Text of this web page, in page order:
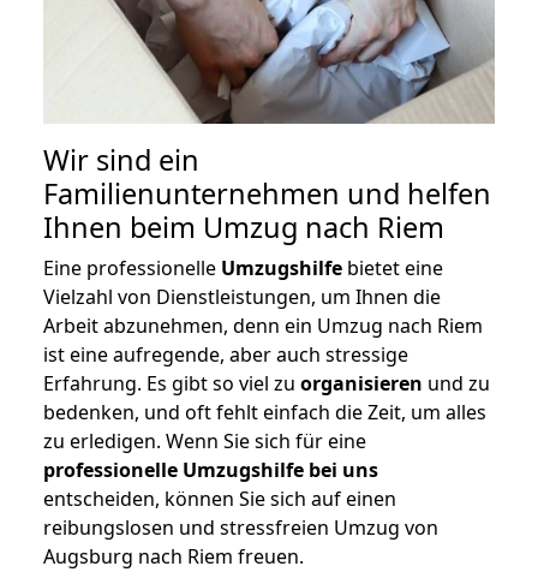
Wir sind ein
Familienunternehmen und helfen
Ihnen beim Umzug nach Riem
Eine professionelle Umzugshilfe bietet eine
Vielzahl von Dienstleistungen, um Ihnen die
Arbeit abzunehmen, denn ein Umzug nach Riem
ist eine aufregende, aber auch stressige
Erfahrung. Es gibt so viel zu organisieren und zu
bedenken, und oft fehlt einfach die Zeit, um alles
zu erledigen. Wenn Sie sich für eine
professionelle Umzugshilfe bei uns
entscheiden, können Sie sich auf einen
reibungslosen und stressfreien Umzug von
Augsburg nach Riem freuen.